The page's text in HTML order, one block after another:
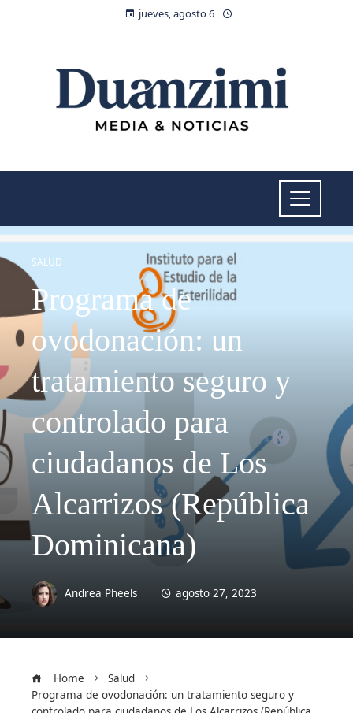
jueves, agosto 6
SALUD
Programa de
ovodonación: un
tratamiento seguro y
controlado para
ciudadanos de Los
Alcarrizos (República
Dominicana)
Andrea Pheels agosto 27, 2023
Home
Salud
Programa de ovodonación: un tratamiento seguro y